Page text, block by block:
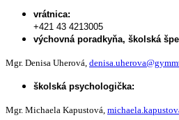
vrátnica:
+421 43 4213005
výchovná poradkyňa, školská
Mgr. Denisa Uherová,
školská psychologička:
Mgr. Michaela Kapustová,